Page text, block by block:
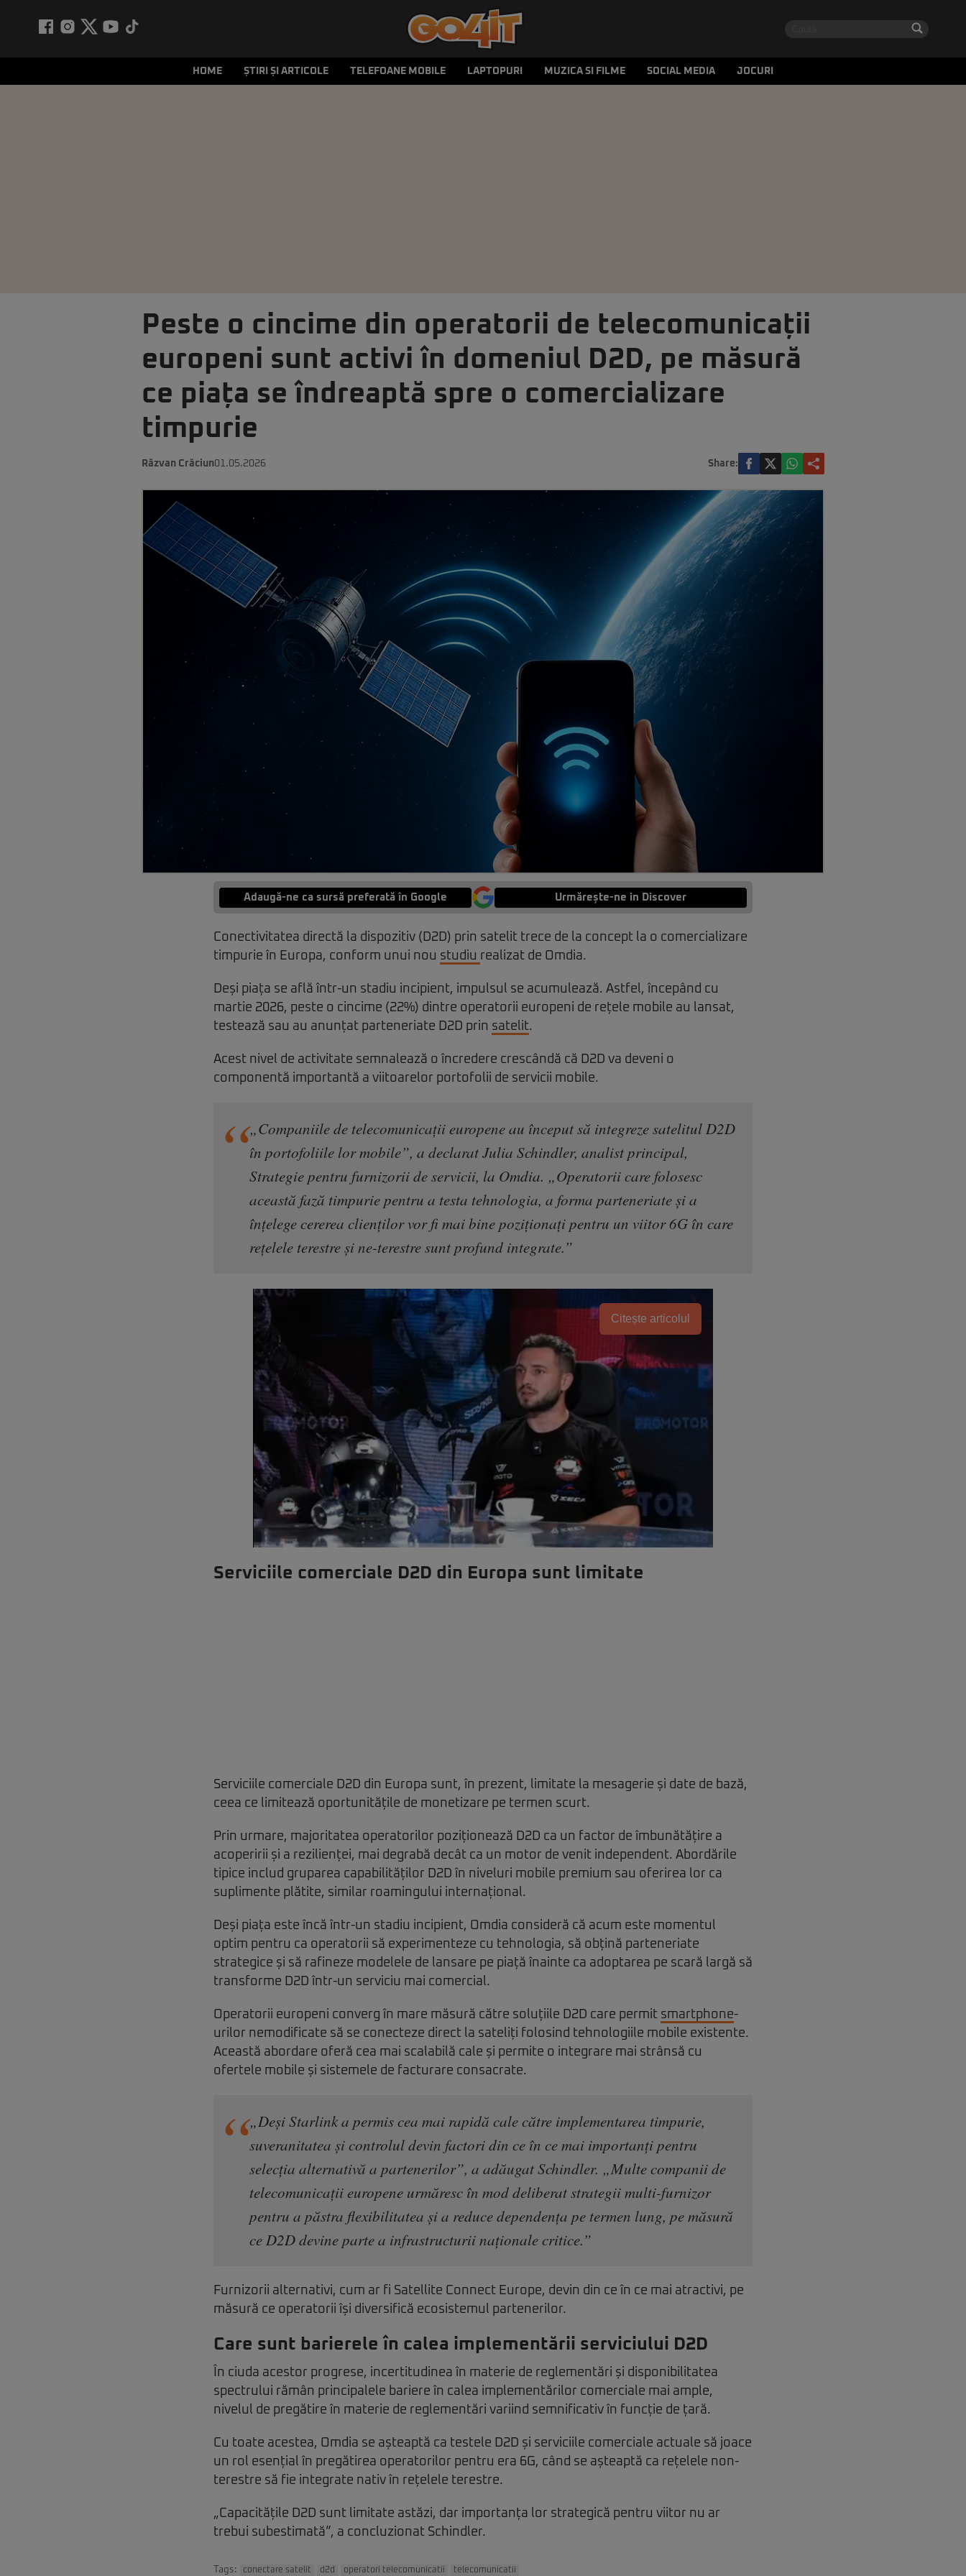
HOME ȘTIRI ȘI ARTICOLE TELEFOANE MOBILE LAPTOPURI MUZICA SI FILME SOCIAL MEDIA JOCURI
Peste o cincime din operatorii de telecomunicații
europeni sunt activi în domeniul D2D, pe măsură
ce piața se îndreaptă spre o comercializare
timpurie
Răzvan Crăciun01.05.2026 Share:
Adaugă-ne ca sursă preferată în Google Urmărește-ne in Discover
Conectivitatea directă la dispozitiv (D2D) prin satelit trece de la concept la o comercializare
timpurie în Europa, conform unui nou studiu realizat de Omdia.
Deși piața se află într-un stadiu incipient, impulsul se acumulează. Astfel, începând cu
martie 2026, peste o cincime (22%) dintre operatorii europeni de rețele mobile au lansat,
testează sau au anunțat parteneriate D2D prin satelit.
Acest nivel de activitate semnalează o încredere crescândă că D2D va deveni o
componentă importantă a viitoarelor portofolii de servicii mobile.
„Companiile de telecomunicații europene au început să integreze satelitul D2D
în portofoliile lor mobile”, a declarat Julia Schindler, analist principal,
Strategie pentru furnizorii de servicii, la Omdia. „Operatorii care folosesc
această fază timpurie pentru a testa tehnologia, a forma parteneriate și a
înțelege cererea clienților vor fi mai bine poziționați pentru un viitor 6G în care
rețelele terestre și ne-terestre sunt profund integrate.”
Citește articolul
Serviciile comerciale D2D din Europa sunt limitate
Serviciile comerciale D2D din Europa sunt, în prezent, limitate la mesagerie și date de bază,
ceea ce limitează oportunitățile de monetizare pe termen scurt.
Prin urmare, majoritatea operatorilor poziționează D2D ca un factor de îmbunătățire a
acoperirii și a rezilienței, mai degrabă decât ca un motor de venit independent. Abordările
tipice includ gruparea capabilităților D2D în niveluri mobile premium sau oferirea lor ca
suplimente plătite, similar roamingului internațional.
Deși piața este încă într-un stadiu incipient, Omdia consideră că acum este momentul
optim pentru ca operatorii să experimenteze cu tehnologia, să obțină parteneriate
strategice și să rafineze modelele de lansare pe piață înainte ca adoptarea pe scară largă să
transforme D2D într-un serviciu mai comercial.
Operatorii europeni converg în mare măsură către soluțiile D2D care permit smartphone-
urilor nemodificate să se conecteze direct la sateliți folosind tehnologiile mobile existente.
Această abordare oferă cea mai scalabilă cale și permite o integrare mai strânsă cu
ofertele mobile și sistemele de facturare consacrate.
„Deși Starlink a permis cea mai rapidă cale către implementarea timpurie,
suveranitatea și controlul devin factori din ce în ce mai importanți pentru
selecția alternativă a partenerilor”, a adăugat Schindler. „Multe companii de
telecomunicații europene urmăresc în mod deliberat strategii multi-furnizor
pentru a păstra flexibilitatea și a reduce dependența pe termen lung, pe măsură
ce D2D devine parte a infrastructurii naționale critice.”
Furnizorii alternativi, cum ar fi Satellite Connect Europe, devin din ce în ce mai atractivi, pe
măsură ce operatorii își diversifică ecosistemul partenerilor.
Care sunt barierele în calea implementării serviciului D2D
În ciuda acestor progrese, incertitudinea în materie de reglementări și disponibilitatea
spectrului rămân principalele bariere în calea implementărilor comerciale mai ample,
nivelul de pregătire în materie de reglementări variind semnificativ în funcție de țară.
Cu toate acestea, Omdia se așteaptă ca testele D2D și serviciile comerciale actuale să joace
un rol esențial în pregătirea operatorilor pentru era 6G, când se așteaptă ca rețelele non-
terestre să fie integrate nativ în rețelele terestre.
„Capacitățile D2D sunt limitate astăzi, dar importanța lor strategică pentru viitor nu ar
trebui subestimată”, a concluzionat Schindler.
Tags: conectare satelit d2d operatori telecomunicatii telecomunicatii